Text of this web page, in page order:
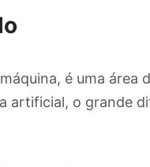
é uma área
artificial, o grande